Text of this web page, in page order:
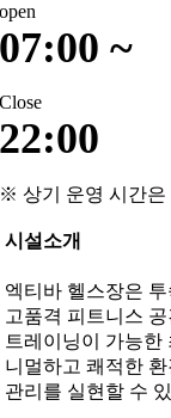
open
07:00 ~
Close
22:00
※ 상기 운영 시간은
시설소개
엑티바 헬스장은
고품격 피트니스
트레이닝이 가능한
니멀하고 쾌적한
관리를 실현할 수